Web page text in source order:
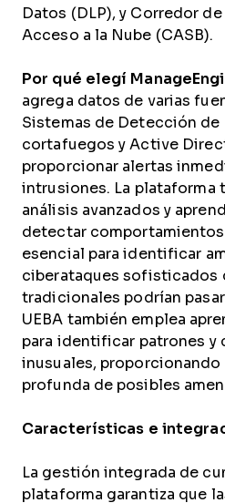
Datos (DLP), y Corredor
Acceso a la Nube (CASB).
Por qué elegí
agrega datos de varias
Sistemas de Detección de
cortafuegos y Active
proporcionar alertas
intrusiones. La plataforma
análisis avanzados y
detectar comportamientos
esencial para identificar
ciberataques sofisticados
tradicionales podrían
UEBA también emplea
para identificar patrones y
inusuales, proporcionando
profunda de posibles
Características e
La gestión integrada de
plataforma garantiza que